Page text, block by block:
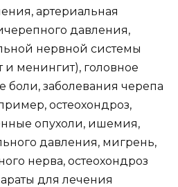
артериальная
давления,
нервной системы
менингит), головное
боли, заболевания черепа
остеохондроз,
опухоли, ишемия,
давления, мигрень,
нерва, остеохондроз
для лечения